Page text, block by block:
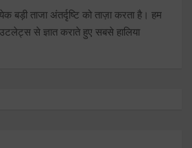
बड़ी ताजा अंतर्दृष्टि को ताज़ा करता है। हम
से ज्ञात कराते हुए सबसे हालिया